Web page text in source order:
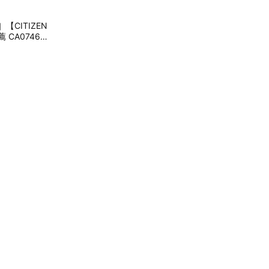
【CITIZEN
CA0746-